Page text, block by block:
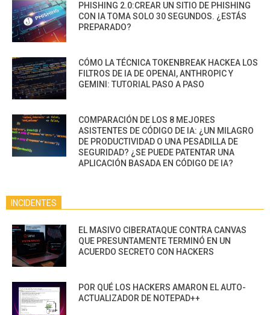
PHISHING 2.0:CREAR UN SITIO DE PHISHING
CON IA TOMA SOLO 30 SEGUNDOS. ¿ESTÁS
PREPARADO?
CÓMO LA TÉCNICA TOKENBREAK HACKEA LOS
FILTROS DE IA DE OPENAI, ANTHROPIC Y
GEMINI: TUTORIAL PASO A PASO
COMPARACIÓN DE LOS 8 MEJORES
ASISTENTES DE CÓDIGO DE IA: ¿UN MILAGRO
DE PRODUCTIVIDAD O UNA PESADILLA DE
SEGURIDAD? ¿SE PUEDE PATENTAR UNA
APLICACIÓN BASADA EN CÓDIGO DE IA?
INCIDENTES
EL MASIVO CIBERATAQUE CONTRA CANVAS
QUE PRESUNTAMENTE TERMINÓ EN UN
ACUERDO SECRETO CON HACKERS
POR QUÉ LOS HACKERS AMARON EL AUTO-
ACTUALIZADOR DE NOTEPAD++